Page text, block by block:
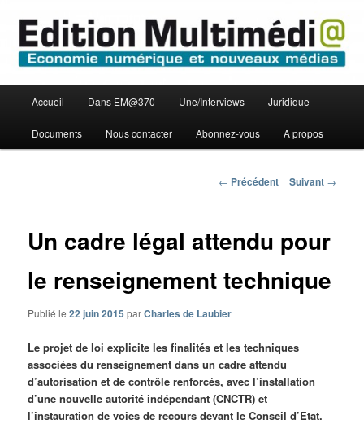
contenu
principalEdition Multimédi@
principal
Accueil Dans EM@370 Une/Interviews Juridique
Documents Nous contacter Abonnez-vous A propos
Navigation
← Précédent Suivant →
Un cadre légal attendu pour
le renseignement technique
Publié le22 juin 2015 parCharles de Laubier
Le projet de loi explicite les finalités et les techniques
associées du renseignement dans un cadre attendu
d’autorisation et de contrôle renforcés, avec l’installation
d’une nouvelle autorité indépendant (CNCTR) et
l’instauration de voies de recours devant le Conseil d’Etat.